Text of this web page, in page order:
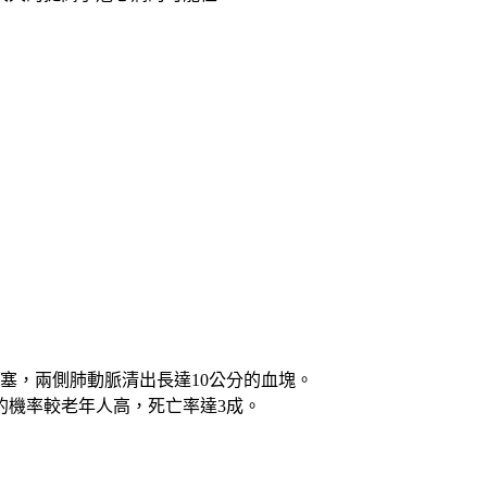
，兩側肺動脈清出長達10公分的血塊。
率較老年人高，死亡率達3成。